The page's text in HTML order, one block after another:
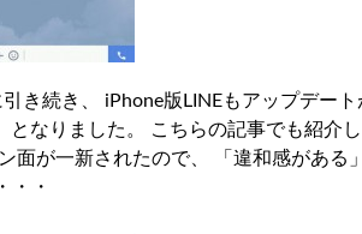
き続き、 iPhone版LINEもアップデート
となりました。 こちらの記事でも紹介
面が一新されたので、 「違和感がある
・・